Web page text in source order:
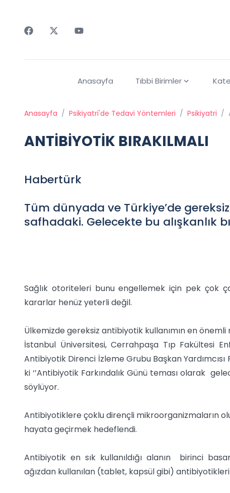
Anasayfa Tıbbi Birimler
Anasayfa / Psikiyatri'de Tedavi Yöntemleri / Psikiyatri /
ANTİBİYOTİK BIRAKILMALI
Habertürk
Tüm dünyada ve Türkiye’de
safhadaki. Gelecekte bu alışkanlık
Sağlık otoriteleri bunu engellemek için pek çok
kararlar henüz yeterli değil.
Ülkemizde gereksiz antibiyotik kullanımın en
İstanbul Üniversitesi, Cerrahpaşa Tıp Fakültesi
Antibiyotik Direnci İzleme Grubu Başkan Yardımcısı
ki ‘’Antibiyotik Farkındalık Günü teması olarak
söylüyor.
Antibiyotiklere çoklu dirençli mikroorganizmaların
hayata geçirmek hedeflendi.
Antibiyotik en sık kullanıldığı alanın birinci
ağızdan kullanılan (tablet, kapsül gibi)